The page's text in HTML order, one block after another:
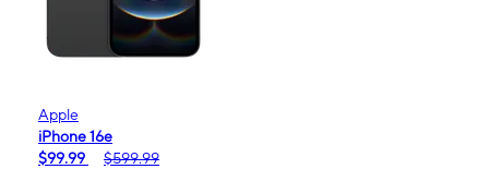
Apple
iPhone 16e
$99.99
$599.99